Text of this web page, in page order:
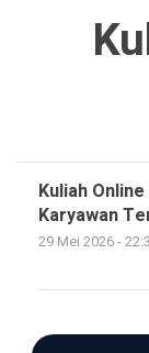
Kuliah
Karyawan
29 Mei 2026 -